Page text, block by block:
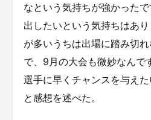
なという気持ちが強かった
出したいという気持ちはあ
が多いうちは出場に踏み切
で、9月の大会も微妙なんで
選手に早くチャンスを与えた
と感想を述べた。